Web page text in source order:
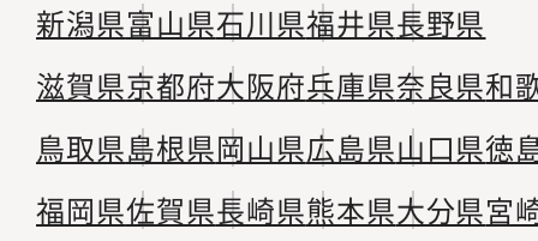
新潟県富山県石川県福井県長野県
滋賀県京都府大阪府兵庫県奈良県和
鳥取県島根県岡山県広島県山口県徳
福岡県佐賀県長崎県熊本県大分県宮